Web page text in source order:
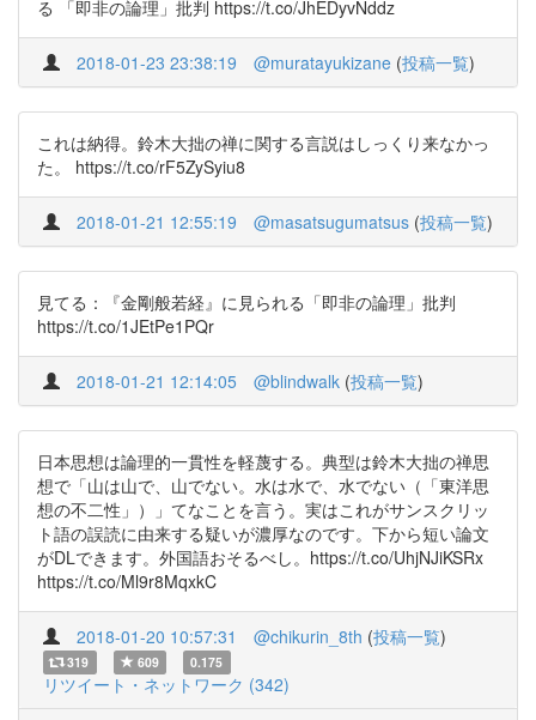
る 「即非の論理」批判 https://t.co/JhEDyvNddz
2018-01-23 23:38:19 @muratayukizane (投稿一覧)
これは納得。鈴木大拙の禅に関する言説はしっくり来なかっ
た。 https://t.co/rF5ZySyiu8
2018-01-21 12:55:19 @masatsugumatsus (投稿一覧)
見てる：『金剛般若経』に見られる「即非の論理」批判
https://t.co/1JEtPe1PQr
2018-01-21 12:14:05 @blindwalk (投稿一覧)
日本思想は論理的一貫性を軽蔑する。典型は鈴木大拙の禅思
想で「山は山で、山でない。水は水で、水でない（「東洋思
想の不二性」）」てなことを言う。実はこれがサンスクリッ
ト語の誤読に由来する疑いが濃厚なのです。下から短い論文
がDLできます。外国語おそるべし。https://t.co/UhjNJiKSRx
https://t.co/Ml9r8MqxkC
2018-01-20 10:57:31 @chikurin_8th (投稿一覧)
319 609 0.175
リツイート・ネットワーク (342)